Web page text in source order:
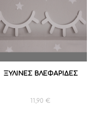
ΞΥΛΙΝΕΣ ΒΛΕΦΑΡΙΔΕΣ
11,90 €